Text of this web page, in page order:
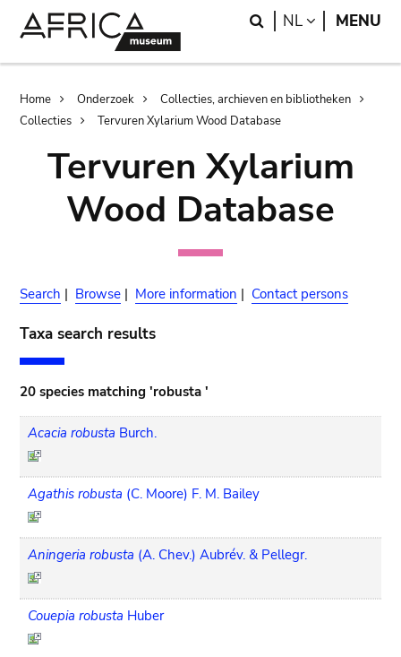
Search
NL LANGUAGE
MENU
Breadcrumb
Home Onderzoek
Collecties, archieven en bibliotheken
Collecties
Tervuren Xylarium Wood Database
Tervuren Xylarium
Wood Database
Search | Browse | More information | Contact persons
Taxa search results
20 species matching 'robusta '
Acacia robusta Burch.
Agathis robusta (C. Moore) F. M. Bailey
Aningeria robusta (A. Chev.) Aubrév. & Pellegr.
Couepia robusta Huber